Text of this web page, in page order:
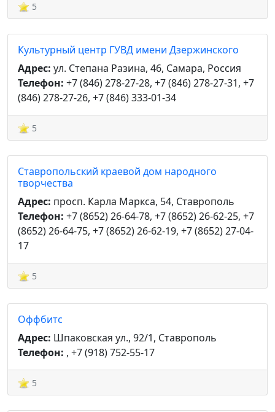
5
Культурный центр ГУВД имени Дзержинского
Адрес: ул. Степана Разина, 46, Самара, Россия
Телефон: +7 (846) 278-27-28, +7 (846) 278-27-31, +7
(846) 278-27-26, +7 (846) 333-01-34
5
Ставропольский краевой дом народного
творчества
Адрес: просп. Карла Маркса, 54, Ставрополь
Телефон: +7 (8652) 26-64-78, +7 (8652) 26-62-25, +7
(8652) 26-64-75, +7 (8652) 26-62-19, +7 (8652) 27-04-
17
5
Оффбитс
Адрес: Шпаковская ул., 92/1, Ставрополь
Телефон: , +7 (918) 752-55-17
5